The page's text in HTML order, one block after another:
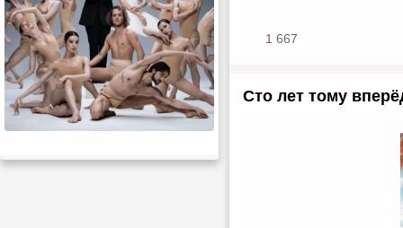
1 667
Сто лет тому